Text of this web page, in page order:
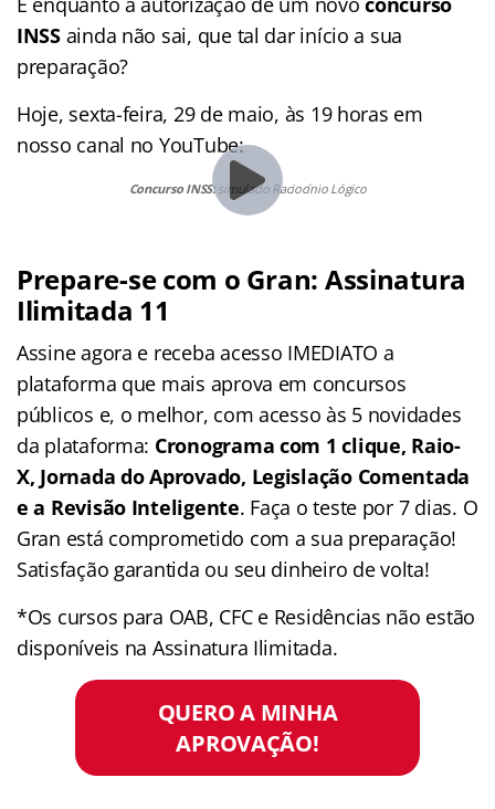
INSSainda não sai, que tal dar início a sua
preparação?
Hoje, sexta-feira, 29 de maio, às 19 horas em
nosso canal no YouTube:
Concurso INSS:simulado Raciocínio Lógico
Prepare-se com o Gran: Assinatura
Ilimitada 11
Assine agora e receba acesso IMEDIATO a
plataforma que mais aprova em concursos
públicos e, o melhor, com acesso às 5 novidades
da plataforma: Cronograma com 1 clique, Raio-
X, Jornada do Aprovado, Legislação Comentada
e a Revisão Inteligente. Faça o teste por 7 dias. O
Gran está comprometido com a sua preparação!
Satisfação garantida ou seu dinheiro de volta!
*Os cursos para OAB, CFC e Residências não estão
disponíveis na Assinatura Ilimitada.
QUERO A MINHA
APROVAÇÃO!